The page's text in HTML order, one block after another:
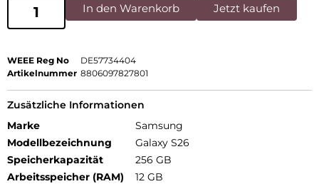
In den Warenkorb Jetzt kaufen
WEEE Reg No
DE57734404
Artikelnummer 8806097827801
Zusätzliche Informationen
Marke
Samsung
Modellbezeichnung
Galaxy S26
Speicherkapazität
256 GB
Arbeitsspeicher (RAM)
12 GB